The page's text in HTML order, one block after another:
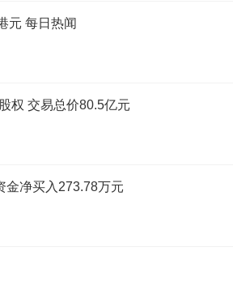
元 每日热闻
权 交易总价80.5亿元
金净买入273.78万元